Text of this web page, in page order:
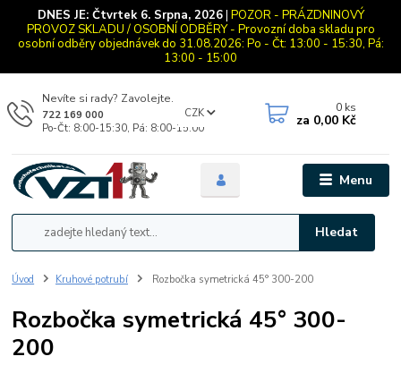
DNES JE: Čtvrtek 6. Srpna, 2026| POZOR - PRÁZDNINOVÝ
PROVOZ SKLADU / OSOBNÍ ODBĚRY - Provozní doba skladu pro
osobní odběry objednávek do 31.08.2026: Po - Čt: 13:00 - 15:30, Pá:
13:00 - 15:00
Menu
CZK
Hledat
Nevíte si rady? Zavolejte.
722 169 000
Po-Čt: 8:00-15:30, Pá: 8:00-15:00
0 ks
za 0,00 Kč
Úvod Kruhové potrubí Rozbočka symetrická 45° 300-200
Rozbočka symetrická 45° 300-
200